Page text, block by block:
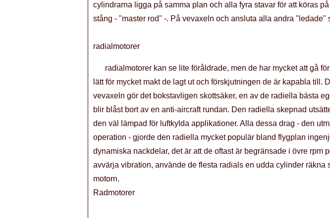
cylindrarna ligga på samma plan och alla fyra stavar för att köras
stång - "master rod" -. På vevaxeln och ansluta alla andra
radialmotorer
radialmotorer kan se lite föråldrade, men de har mycket att gå
lätt för mycket makt de lagt ut och förskjutningen de är kapabla
vevaxeln gör det bokstavligen skottsäker, en av de radiella bästa
blir blåst bort av en anti-aircraft rundan. Den radiella skepnad
den väl lämpad för luftkylda applikationer. Alla dessa drag - den
operation - gjorde den radiella mycket populär bland flygplan
dynamiska nackdelar, det är att de oftast är begränsade i övre rpm
avvärja vibration, använde de flesta radials en udda cylinder
motorn.
Radmotorer